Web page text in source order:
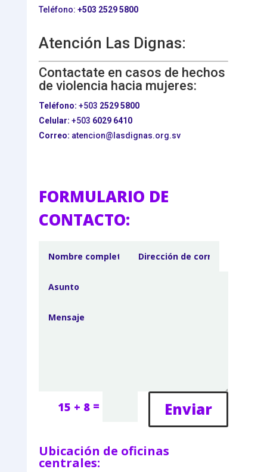
Teléfono: +503 2529 5800
Atención Las Dignas:
Contactate en casos de hechos
de violencia hacia mujeres:
Teléfono: +503 2529 5800
Celular: +503 6029 6410
Correo: atencion@lasdignas.org.sv
FORMULARIO DE
CONTACTO:
15 + 8 = Enviar
Ubicación de oficinas
centrales: